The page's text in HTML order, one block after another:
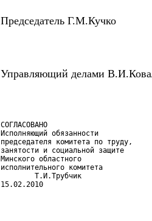
Председатель Г.М.Кучко
Управляющий делами
СОГЛАСОВАНО
Исполняющий обязанности
председателя комитета по труду,
занятости и социальной защите
Минского областного
исполнительного комитета
        Т.И.Трубчик
15.02.2010